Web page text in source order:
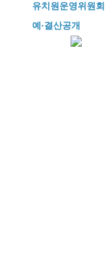
유치원운영위원회
예·결산공개